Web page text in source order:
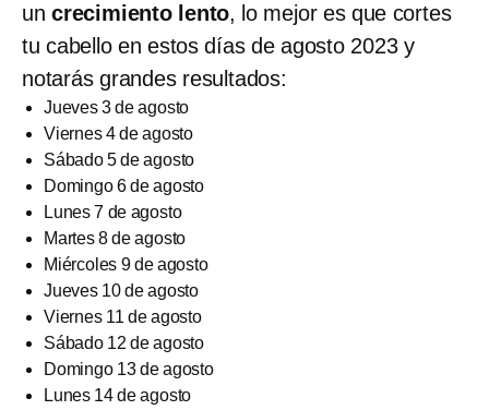
un crecimiento lento, lo mejor es que cortes
tu cabello en estos días de agosto 2023 y
notarás grandes resultados:
Jueves 3 de agosto
Viernes 4 de agosto
Sábado 5 de agosto
Domingo 6 de agosto
Lunes 7 de agosto
Martes 8 de agosto
Miércoles 9 de agosto
Jueves 10 de agosto
Viernes 11 de agosto
Sábado 12 de agosto
Domingo 13 de agosto
Lunes 14 de agosto